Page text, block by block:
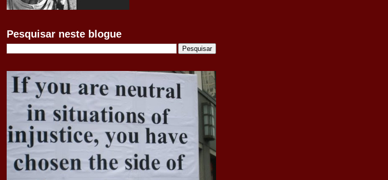
Pesquisar neste blogue